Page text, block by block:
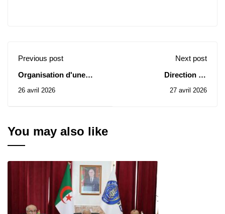
Previous post
Organisation d'une
les logiciels libres
26 avril 2026
Next post
Direction de
Consultations N° 29-
27 avril 2026
You may also like